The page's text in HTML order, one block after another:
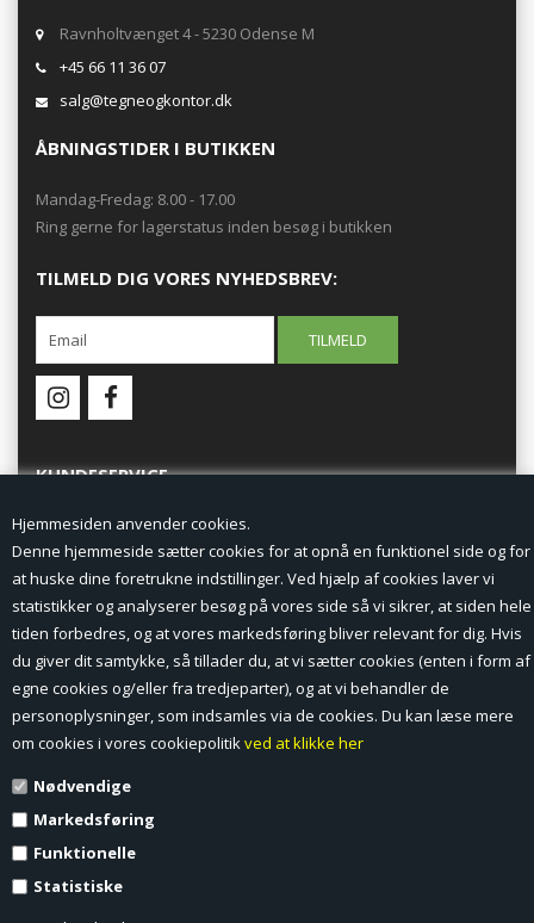
Hjemmesiden anvender cookies.
Denne hjemmeside sætter cookies for at opnå en funktionel side og for
at huske dine foretrukne indstillinger. Ved hjælp af cookies laver vi
statistikker og analyserer besøg på vores side så vi sikrer, at siden hele
tiden forbedres, og at vores markedsføring bliver relevant for dig. Hvis
du giver dit samtykke, så tillader du, at vi sætter cookies (enten i form af
egne cookies og/eller fra tredjeparter), og at vi behandler de
personoplysninger, som indsamles via de cookies. Du kan læse mere
om cookies i vores cookiepolitikved at klikke her
Nødvendige
Markedsføring
Funktionelle
Statistiske
Ravnholtvænget 4 - 5230 Odense M
+45 66 11 36 07
salg@tegneogkontor.dk
ÅBNINGSTIDER I BUTIKKEN
Mandag-Fredag: 8.00 - 17.00
Ring gerne for lagerstatus inden besøg i butikken
TILMELD DIG VORES NYHEDSBREV:
KUNDESERVICE
Forside
Min Konto
Nyheder
Vilkår og betingelser
Profil
Erhverv log ind (B2B)
Kontakt